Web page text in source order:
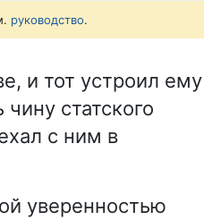
руководство.
и тот устроил ему
статского
с ним в
уверенностью